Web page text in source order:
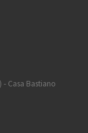
Casa Bastiano